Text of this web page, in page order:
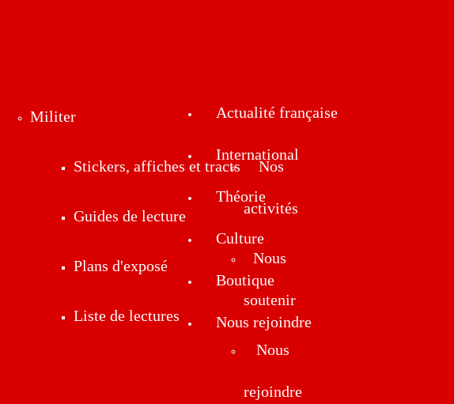
Militer
Stickers, affiches et tracts
Guides de lecture
Plans d'exposé
Liste de lectures
Nos
activités
Nous
soutenir
Nous
rejoindre
Actualité française
International
Théorie
Culture
Boutique
Nous rejoindre